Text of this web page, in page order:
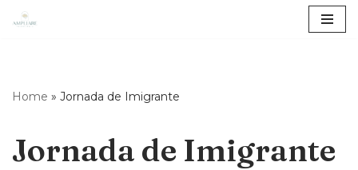
Home » Jornada de Imigrante
Jornada de Imigrante